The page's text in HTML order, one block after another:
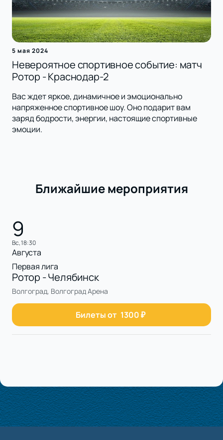
5 мая 2024
Невероятное спортивное событие: матч
Ротор - Краснодар-2
Вас ждет яркое, динамичное и эмоционально
напряженное спортивное шоу. Оно подарит вам
заряд бодрости, энергии, настоящие спортивные
эмоции.
Ближайшие мероприятия
9
вс, 18:30
Августа
Первая лига
Ротор - Челябинск
Волгоград, Волгоград Арена
Билеты от 1300₽